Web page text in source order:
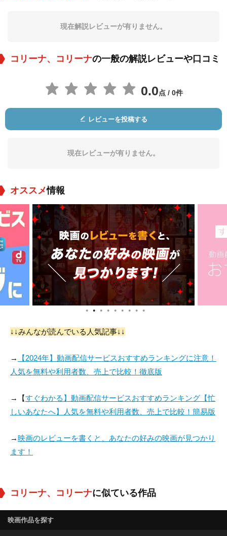
役：Grandma Eva 役：Grandpa Harry
Tommy Bertelsen
Noreen Hennessey
役：High Heels
Lucy Webb
役：Shirl
Juney Ellis
役：Miss O'Herlihy
役：Rita Lang
Hopkins
役：Liala Sheffield
役：Mrs. Wang
現在解説レビューが有りません。
コリーナ、コリーナの一般の解説レビューや口コミ
0.0点 / 0件
レビューを投稿する
現在レビューが有りません。
オススメ情報
● ● ● ● ● ● ● ● ●
↓↓みんなが読んでいる人気記事↓↓
→
【2024年】動画配信サービスおすすめランキングに注意！
人気を無料や利用者数、売上で比較！徹底版
→【すぐわかる】動画配信サービスおすすめランキング【忙
しいあなたへ】人気を無料や利用者数、売上で比較！簡易版
→映画のレビューを書くと、あなたの好みの映画が見つかり
ます！
コリーナ、コリーナに似ている作品
映画作品を探す